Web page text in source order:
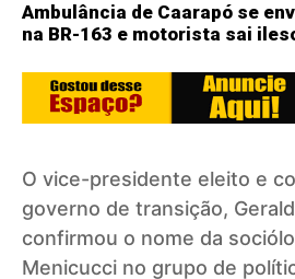
Ambulância de Caarapó se
na BR-163 e motorista sai
O vice-presidente eleito e
governo de transição,
confirmou o nome da
Menicucci no grupo de